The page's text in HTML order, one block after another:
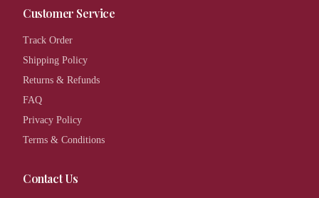
Customer Service
Track Order
Shipping Policy
Returns & Refunds
FAQ
Privacy Policy
Terms & Conditions
Contact Us